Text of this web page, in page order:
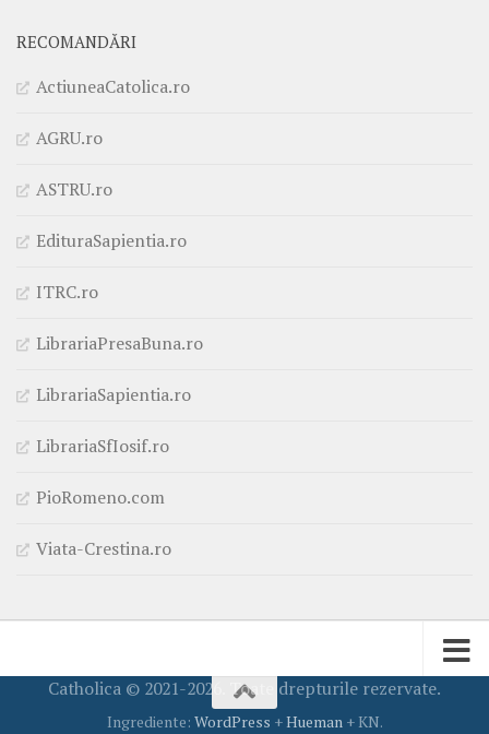
RECOMANDĂRI
ActiuneaCatolica.ro
AGRU.ro
ASTRU.ro
EdituraSapientia.ro
ITRC.ro
LibrariaPresaBuna.ro
LibrariaSapientia.ro
LibrariaSfIosif.ro
PioRomeno.com
Viata-Crestina.ro
Catholica © 2021-2026. Toate drepturile rezervate.
Ingrediente: WordPress +Hueman + KN.